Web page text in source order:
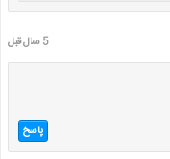
5 سال قبل
پاسخ